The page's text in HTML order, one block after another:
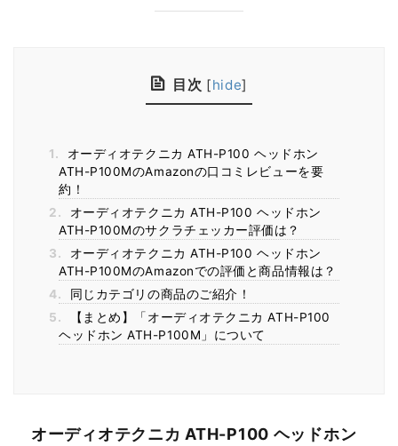
目次 [hide]
1.
オーディオテクニカ ATH-P100 ヘッドホン
ATH-P100MのAmazonの口コミレビューを要
約！
2.
オーディオテクニカ ATH-P100 ヘッドホン
ATH-P100Mのサクラチェッカー評価は？
3.
オーディオテクニカ ATH-P100 ヘッドホン
ATH-P100MのAmazonでの評価と商品情報は？
4.
同じカテゴリの商品のご紹介！
5.
【まとめ】「オーディオテクニカ ATH-P100
ヘッドホン ATH-P100M」について
オーディオテクニカ ATH-P100 ヘッドホン